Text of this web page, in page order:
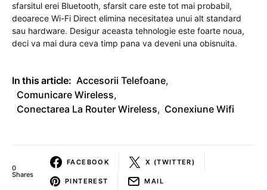
sfarsitul erei Bluetooth, sfarsit care este tot mai probabil,
deoarece Wi-Fi Direct elimina necesitatea unui alt standard
sau hardware. Desigur aceasta tehnologie este foarte noua,
deci va mai dura ceva timp pana va deveni una obisnuita.
In this article: Accesorii Telefoane,
Comunicare Wireless,
Conectarea La Router Wireless, Conexiune Wifi
0
Shares
FACEBOOK X (TWITTER)
PINTEREST MAIL